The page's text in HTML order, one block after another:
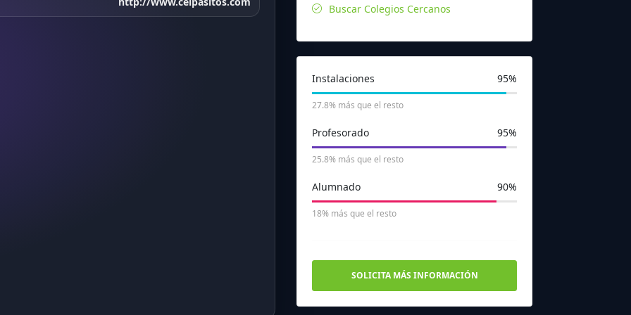
Buscar Colegios Cercanos
Instalaciones 95%
27.8% más que el resto
Profesorado 95%
25.8% más que el resto
Alumnado 90%
18% más que el resto
SOLICITA MÁS INFORMACIÓN